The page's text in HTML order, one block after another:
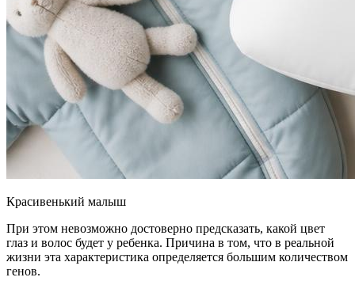
Красивенький малыш
При этом невозможно достоверно предсказать, какой цвет
глаз и волос будет у ребенка. Причина в том, что в реальной
жизни эта характеристика определяется большим количеством
генов.